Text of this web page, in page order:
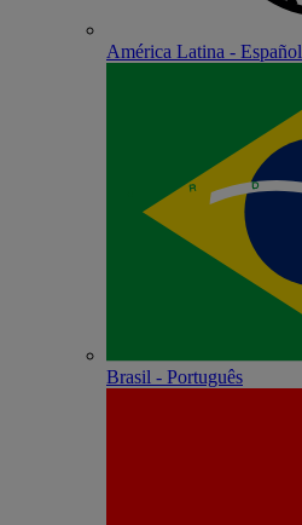
América Latina - Español
Brasil - Português